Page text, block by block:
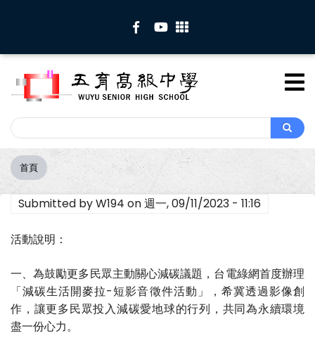
內
Search
Search
導
航
連
首頁
Submitted byW194 on週一, 09/11/2023 - 11:16
活動說明：
一、為鼓勵更多民眾主動關心減碳議題，台電綠網首度辦理
「減碳生活開麥拉-短影音徵件活動」，希冀透過影像創
作，讓更多民眾投入減碳愛地球的行列，共同為永續環境
盡一份心力。